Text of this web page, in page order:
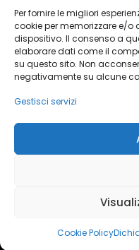
Per fornire le migliori
cookie per memorizzare e/
dispositivo. Il consenso a
elaborare dati come il
su questo sito. Non
negativamente su alcune
Gestisci servizi
Cookie Policy
Jay
Civitanova Marche
Termini e condizioni